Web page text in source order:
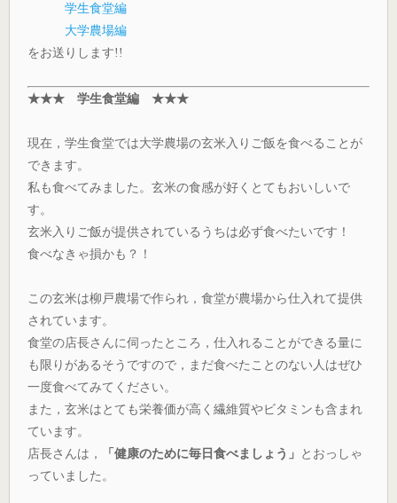
学生食堂編
大学農場編
をお送りします!!
★★★ 学生食堂編 ★★★
現在，学生食堂では大学農場の玄米入りご飯を食べることが
できます。
私も食べてみました。玄米の食感が好くとてもおいしいで
す。
玄米入りご飯が提供されているうちは必ず食べたいです！
食べなきゃ損かも？！
この玄米は柳戸農場で作られ，食堂が農場から仕入れて提供
されています。
食堂の店長さんに伺ったところ，仕入れることができる量に
も限りがあるそうですので，まだ食べたことのない人はぜひ
一度食べてみてください。
また，玄米はとても栄養価が高く繊維質やビタミンも含まれ
ています。
店長さんは，
「健康のために毎日食べましょう」 とおっしゃ
っていました。